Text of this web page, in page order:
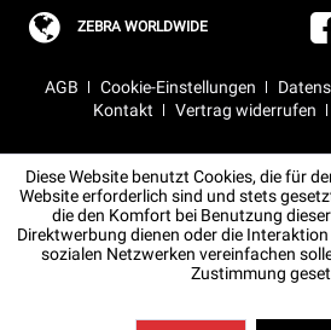
ZEBRA WORLDWIDE
AGB Cookie-Einstellungen
Kontakt
Vertrag widerrufen
Diese Website benutzt Cookies, die für
Website erforderlich sind und stets
die den Komfort bei Benutzung
Direktwerbung dienen oder die
sozialen Netzwerken vereinfachen
Zustimmung